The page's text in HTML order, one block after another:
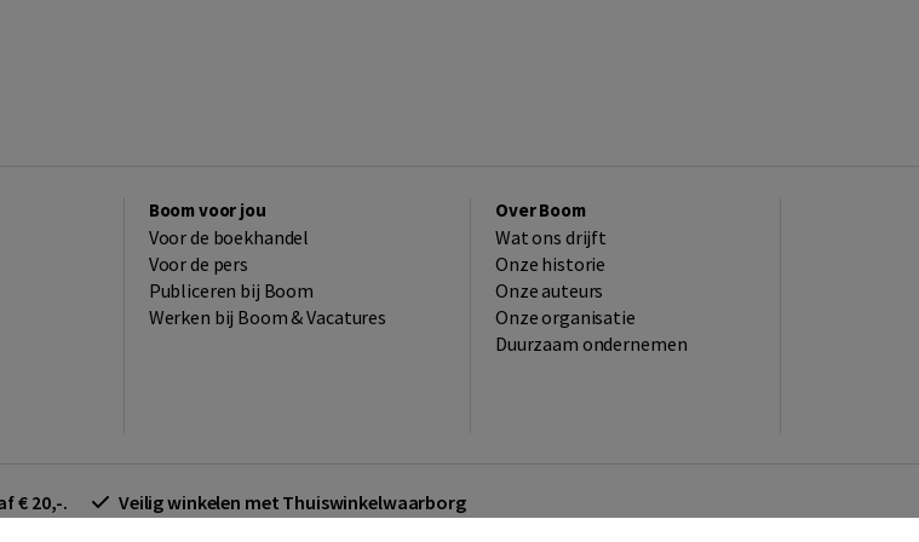
Boom voor jou
Voor de boekhandel
Voor de pers
Publiceren bij Boom
Werken bij Boom & Vacatures
Over Boom
Wat ons drijft
Onze historie
Onze auteurs
Onze organisatie
Duurzaam ondernemen
€ 20,-. Veilig winkelen met Thuiswinkelwaarborg